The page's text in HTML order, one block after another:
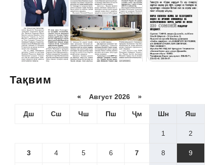
Тақвим
« Август 2026 »
Дш Сш Чш Пш Ҷм Шн Яш
1 2
3 4 5 6 7 8 9